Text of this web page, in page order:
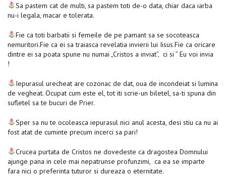
Sa pastem cat de multi, sa pastem toti de-o data, chiar daca iarba
nu-i legala, macar e tolerata.
Fie ca toti barbatii si femeile de pe pamant sa se socoteasca
nemuritori.Fie ca ei sa traiasca revelatia invierii lui Iisus.Fie ca oricare
dintre ei sa poata spune nu numai „Cristos a inviat”, ci si ” Eu voi invia
!
Iepurasul urecheat are cozonac de dat, oua de incondeiat si lumina
de vegheat. Ocupat cum este el, tot iti scrie-un biletel, sa-ti spuna din
sufletel sa te bucuri de Prier.
Sper sa nu te ocoleasca iepurasul nici anul acesta, desi stiu ca nu ai
fost atat de cuminte precum incerci sa pari!
Crucea purtata de Cristos ne dovedeste ca dragostea Domnului
ajunge pana in cele mai nepatrunse profunzimi, ca ea se imparte
fara nici o preferinta tuturor si dureaza o eternitate.